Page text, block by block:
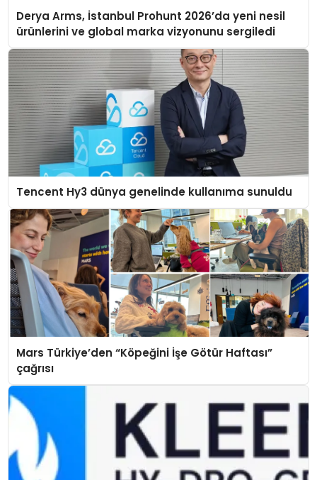
Derya Arms, İstanbul Prohunt 2026’da yeni nesil
ürünlerini ve global marka vizyonunu sergiledi
Tencent Hy3 dünya genelinde kullanıma sunuldu
Mars Türkiye’den “Köpeğini İşe Götür Haftası”
çağrısı